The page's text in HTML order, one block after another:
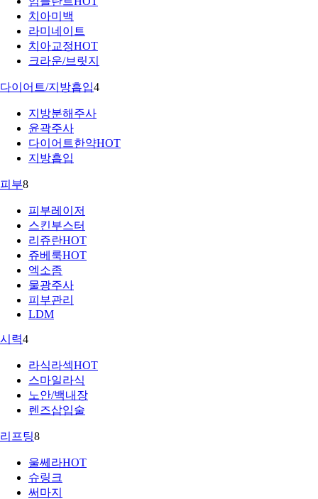
치아미백
라미네이트
치아교정HOT
크라운/브릿지
다이어트/지방흡입4
지방분해주사
윤곽주사
다이어트한약HOT
지방흡입
피부8
피부레이저
스킨부스터
리쥬란HOT
쥬베룩HOT
엑소좀
물광주사
피부관리
LDM
시력4
라식라섹HOT
스마일라식
노안/백내장
렌즈삽입술
리프팅8
울쎄라HOT
슈링크
써마지